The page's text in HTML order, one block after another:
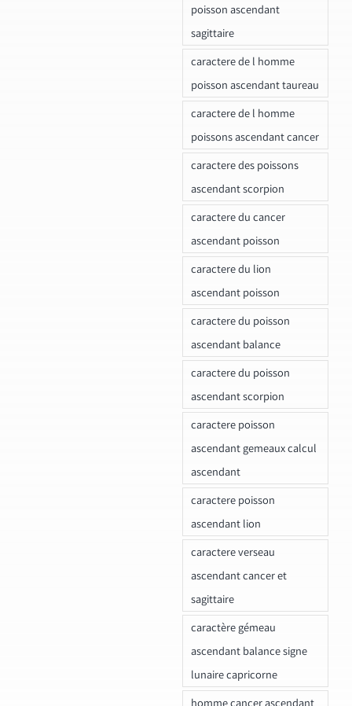
poisson ascendant
sagittaire
caractere de l homme
poisson ascendant taureau
caractere de l homme
poissons ascendant cancer
caractere des poissons
ascendant scorpion
caractere du cancer
ascendant poisson
caractere du lion
ascendant poisson
caractere du poisson
ascendant balance
caractere du poisson
ascendant scorpion
caractere poisson
ascendant gemeaux calcul
ascendant
caractere poisson
ascendant lion
caractere verseau
ascendant cancer et
sagittaire
caractère gémeau
ascendant balance signe
lunaire capricorne
homme cancer ascendant